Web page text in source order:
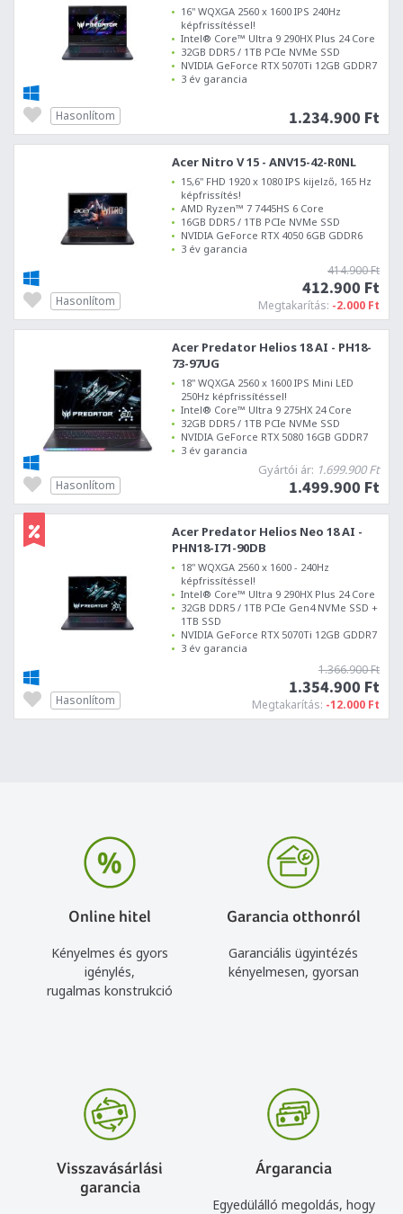
16" WQXGA 2560 x 1600 IPS 240Hz
képfrissítéssel!
Intel® Core™ Ultra 9 290HX Plus 24 Core
32GB DDR5 / 1TB PCIe NVMe SSD
NVIDIA GeForce RTX 5070Ti 12GB GDDR7
3 év garancia
1.234.900 Ft
Hasonlítom
Acer Nitro V 15 - ANV15-42-R0NL
15,6" FHD 1920 x 1080 IPS kijelző, 165 Hz
képfrissítés!
AMD Ryzen™ 7 7445HS 6 Core
16GB DDR5 / 1TB PCIe NVMe SSD
NVIDIA GeForce RTX 4050 6GB GDDR6
3 év garancia
414.900 Ft
412.900 Ft
Megtakarítás: -2.000 Ft
Hasonlítom
Acer Predator Helios 18 AI - PH18-
73-97UG
18" WQXGA 2560 x 1600 IPS Mini LED
250Hz képfrissítéssel!
Intel® Core™ Ultra 9 275HX 24 Core
32GB DDR5 / 1TB PCIe NVMe SSD
NVIDIA GeForce RTX 5080 16GB GDDR7
3 év garancia
Gyártói ár: 1.699.900 Ft
1.499.900 Ft
Hasonlítom
Acer Predator Helios Neo 18 AI -
PHN18-I71-90DB
18" WQXGA 2560 x 1600 - 240Hz
képfrissítéssel!
Intel® Core™ Ultra 9 290HX Plus 24 Core
32GB DDR5 / 1TB PCIe Gen4 NVMe SSD +
1TB SSD
NVIDIA GeForce RTX 5070Ti 12GB GDDR7
3 év garancia
1.366.900 Ft
1.354.900 Ft
Megtakarítás: -12.000 Ft
Hasonlítom
Online hitel
Kényelmes és gyors
igénylés,
rugalmas konstrukció
Garancia otthonról
Garanciális ügyintézés
kényelmesen, gyorsan
Visszavásárlási
garancia
Árgarancia
Egyedülálló megoldás, hogy